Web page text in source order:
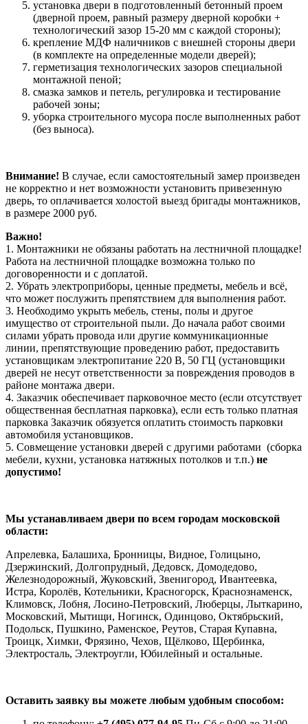
установка двери в подготовленный бетонный проем
(дверной проем, равный размеру дверной коробки +
технологический зазор 15-20 мм с каждой стороны);
крепление МДФ наличников с внешней стороны двери
(в комплекте на определенные модели дверей);
герметизация технологических зазоров специальной
монтажной пеной;
смазка замков и петель, регулировка и тестирование
рабочей зоны;
уборка строительного мусора после выполненных работ
(без выноса).
Внимание! В случае, если самостоятельный замер произведен
не корректно и нет возможности установить привезенную
дверь, то оплачивается холостой выезд бригады монтажников,
в размере 2000 руб.
Важно!
1. Монтажники не обязаны работать на лестничной площадке!
Работа на лестничной площадке возможна только по
договоренности и с доплатой.
2. Убрать электроприборы, ценные предметы, мебель и всё,
что может послужить препятствием для выполнения работ.
3. Необходимо укрыть мебель, стены, полы и другое
имущество от строительной пыли. До начала работ своими
силами убрать провода или другие коммуникационные
линии, препятствующие проведению работ, предоставить
установщикам электропитание 220 В, 50 ГЦ (установщики
дверей не несут ответственности за повреждения проводов в
районе монтажа двери.
4. Заказчик обеспечивает парковочное место (если отсутствует
общественная бесплатная парковка), если есть только платная
парковка Заказчик обязуется оплатить стоимость парковки
автомобиля установщиков.
5. Совмещение установки дверей с другими работами (сборка
мебели, кухни, установка натяжных потолков и т.п.) не
допустимо!
Мы устанавливаем двери по всем городам московской
области:
Апрелевка, Балашиха, Бронницы, Видное, Голицыно,
Дзержинский, Долгопрудный, Дедовск, Домодедово,
Железнодорожный, Жуковский, Звенигород, Ивантеевка,
Истра, Королёв, Котельники, Красногорск, Краснознаменск,
Климовск, Лобня, Лосино-Петровский, Люберцы, Лыткарино,
Московский, Мытищи, Ногинск, Одинцово, Октябрьский,
Подольск, Пушкино, Раменское, Реутов, Старая Купавна,
Троицк, Химки, Фрязино, Чехов, Щёлково, Щербинка,
Электросталь, Электроугли, Юбилейный и остальные.
Оставить заявку вы можете любым удобным способом: